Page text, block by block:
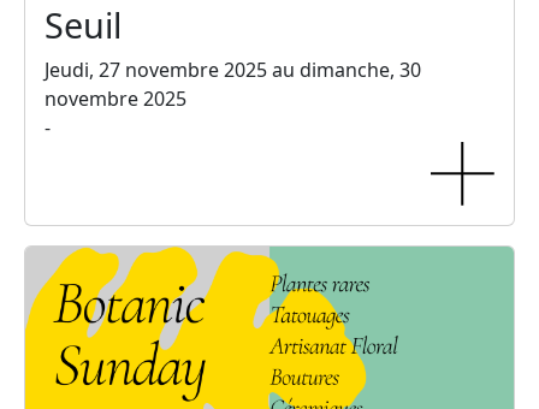
Seuil
Jeudi, 27 novembre 2025 au dimanche, 30
novembre 2025
-